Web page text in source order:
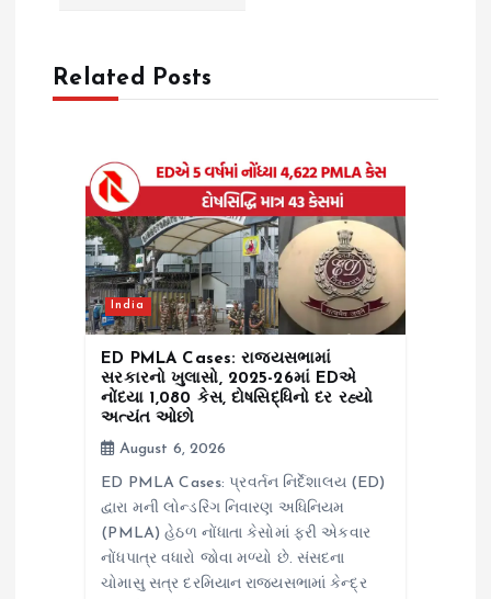
a
Related Posts
India
ED PMLA Cases: રાજ્યસભામાં
સરકારનો ખુલાસો, 2025-26માં EDએ
નોંધ્યા 1,080 કેસ, દોષસિદ્ધિનો દર રહ્યો
અત્યંત ઓછો
August 6, 2026
ED PMLA Cases: પ્રવર્તન નિર્દેશાલય (ED)
દ્વારા મની લોન્ડરિંગ નિવારણ અધિનિયમ
(PMLA) હેઠળ નોંધાતા કેસોમાં ફરી એકવાર
નોંધપાત્ર વધારો જોવા મળ્યો છે. સંસદના
ચોમાસુ સત્ર દરમિયાન રાજ્યસભામાં કેન્દ્ર